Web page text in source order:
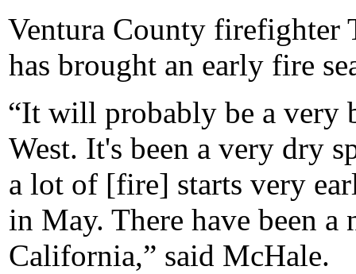
Ventura County firefighter
has brought an early fire
“It will probably be a very
West. It's been a very dry
a lot of [fire] starts very
in May. There have been
California,” said McHale.